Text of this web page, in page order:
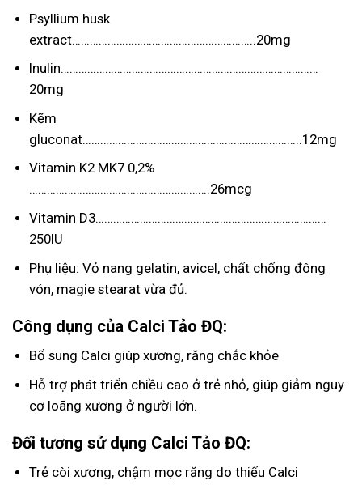
Psyllium husk
extract……………………………………………………..20mg
Inulin……………………………………………………………………………
20mg
Kẽm
gluconat………………………………………………………………..12mg
Vitamin K2 MK7 0,2%
…………………………………………………….26mcg
Vitamin D3……………………………………………………………………
250IU
Phụ liệu: Vỏ nang gelatin, avicel, chất chống đông
vón, magie stearat vừa đủ.
Công dụng của Calci Tảo ĐQ:
Bổ sung Calci giúp xương, răng chắc khỏe
Hỗ trợ phát triển chiều cao ở trẻ nhỏ, giúp giảm nguy
cơ loãng xương ở người lớn.
Đối tương sử dụng Calci Tảo ĐQ:
Trẻ còi xương, chậm mọc răng do thiếu Calci